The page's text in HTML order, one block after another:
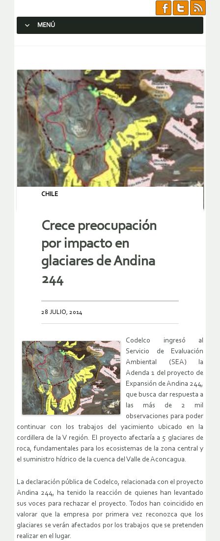
MENÚ
CHILE
Crece preocupación
por impacto en
glaciares de Andina
244
28 JULIO, 2014
Codelco ingresó al
Servicio de Evaluación
Ambiental (SEA) la
Adenda 1 del proyecto de
Expansión de Andina 244,
que busca dar respuesta a
las más de 2 mil
observaciones para poder
continuar con los trabajos del yacimiento ubicado en la
cordillera de la V región. El proyecto afectaría a 5 glaciares de
roca, fundamentales para los ecosistemas de la zona central y
el suministro hídrico de la cuenca del Valle de Aconcagua.
La declaración pública de Codelco, relacionada con el proyecto
Andina 244, ha tenido la reacción de quienes han levantado
sus voces para rechazar el proyecto. Todos han coincidido en
valorar que la empresa por primera vez reconozca que los
glaciares se verán afectados por los trabajos que se pretenden
realizar en el lugar.